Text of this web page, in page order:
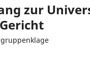
zur